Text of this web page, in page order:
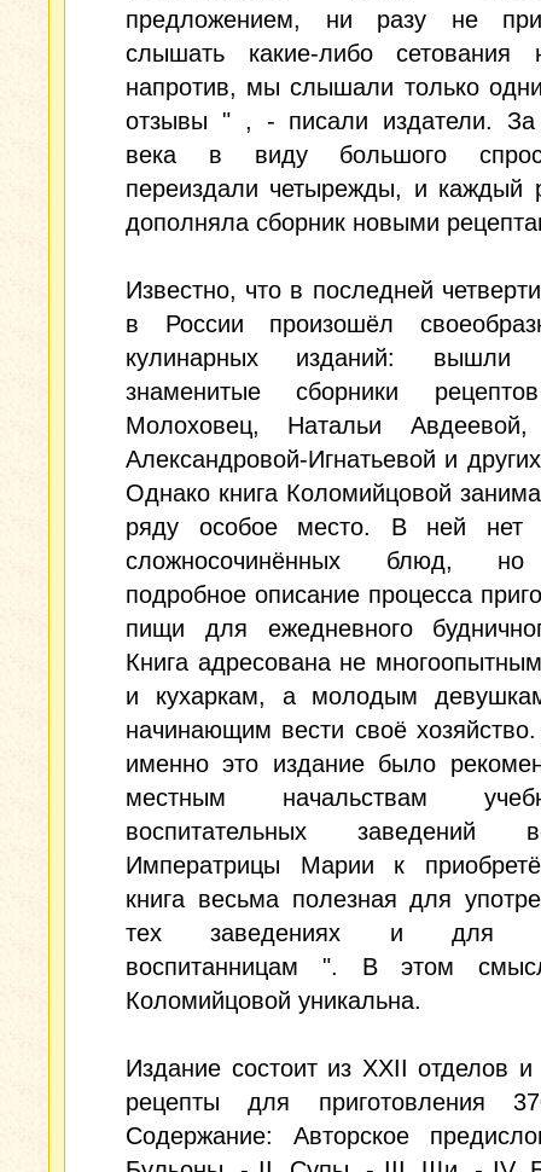
предложением, ни разу не
слышать какие-либо сетования
напротив, мы слышали только
отзывы " , - писали издатели. За
века в виду большого
переиздали четырежды, и каждый
дополняла сборник новыми
Известно, что в последней
в России произошёл
кулинарных изданий:
знаменитые сборники
Молоховец, Натальи Авдеевой,
Александровой-Игнатьевой и
Однако книга Коломийцовой
ряду особое место. В ней нет
сложносочинённых блюд,
подробное описание процесса
пищи для ежедневного
Книга адресована не
и кухаркам, а молодым
начинающим вести своё
именно это издание было
местным начальствам
воспитательных заведений
Императрицы Марии к
книга весьма полезная для
тех заведениях и для
воспитанницам ". В этом
Коломийцовой уникальна.
Издание состоит из XXII отделов и
рецепты для приготовления
Содержание: Авторское